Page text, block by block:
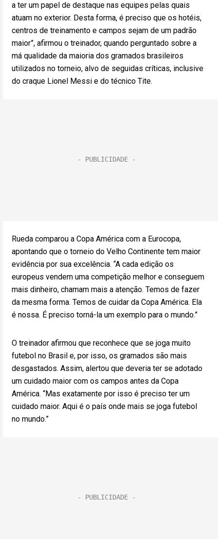
a ter um papel de destaque nas equipes pelas quais
atuam no exterior. Desta forma, é preciso que os hotéis,
centros de treinamento e campos sejam de um padrão
maior”, afirmou o treinador, quando perguntado sobre a
má qualidade da maioria dos gramados brasileiros
utilizados no torneio, alvo de seguidas críticas, inclusive
do craque Lionel Messi e do técnico Tite.
Rueda comparou a Copa América com a Eurocopa,
apontando que o torneio do Velho Continente tem maior
evidência por sua excelência. “A cada edição os
europeus vendem uma competição melhor e conseguem
mais dinheiro, chamam mais a atenção. Temos de fazer
da mesma forma. Temos de cuidar da Copa América. Ela
é nossa. É preciso torná-la um exemplo para o mundo.”
O treinador afirmou que reconhece que se joga muito
futebol no Brasil e, por isso, os gramados são mais
desgastados. Assim, alertou que deveria ter se adotado
um cuidado maior com os campos antes da Copa
América. “Mas exatamente por isso é preciso ter um
cuidado maior. Aqui é o país onde mais se joga futebol
no mundo.”